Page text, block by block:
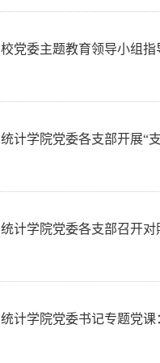
校党委主题教育领导小组
统计学院党委各支部开展“
统计学院党委各支部召开
统计学院党委书记专题党